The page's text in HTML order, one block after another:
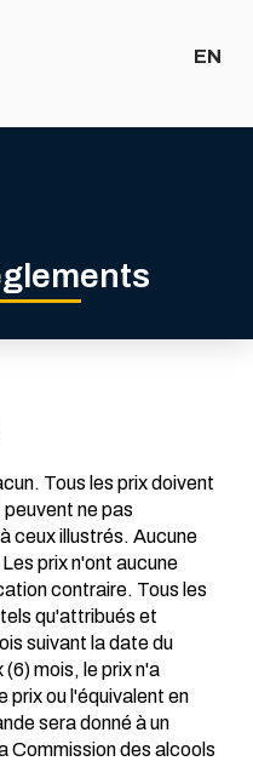
EN
Tous les prix doivent
ne pas
ceux illustrés. Aucune
prix n'ont aucune
contraire. Tous les
qu'attribués et
suivant la date du
mois, le prix n'a
prix ou l'équivalent en
sera donné à un
Commission des alcools